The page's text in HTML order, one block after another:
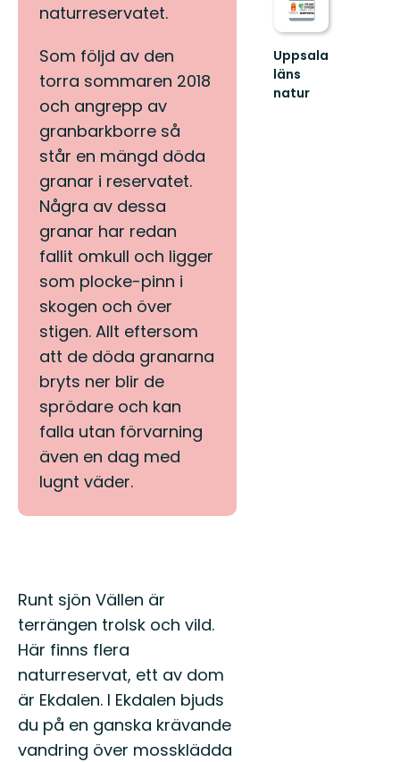
naturreservatet.
Som följd av den
torra sommaren 2018
och angrepp av
granbarkborre så
står en mängd döda
granar i reservatet.
Några av dessa
granar har redan
fallit omkull och ligger
som plocke-pinn i
skogen och över
stigen. Allt eftersom
att de döda granarna
bryts ner blir de
sprödare och kan
falla utan förvarning
även en dag med
lugnt väder.
Beskrivning
Runt sjön Vällen är
terrängen trolsk och vild.
Här finns flera
naturreservat, ett av dom
är Ekdalen. I Ekdalen bjuds
du på en ganska krävande
vandring över mossklädda
Uppsala
läns
natur